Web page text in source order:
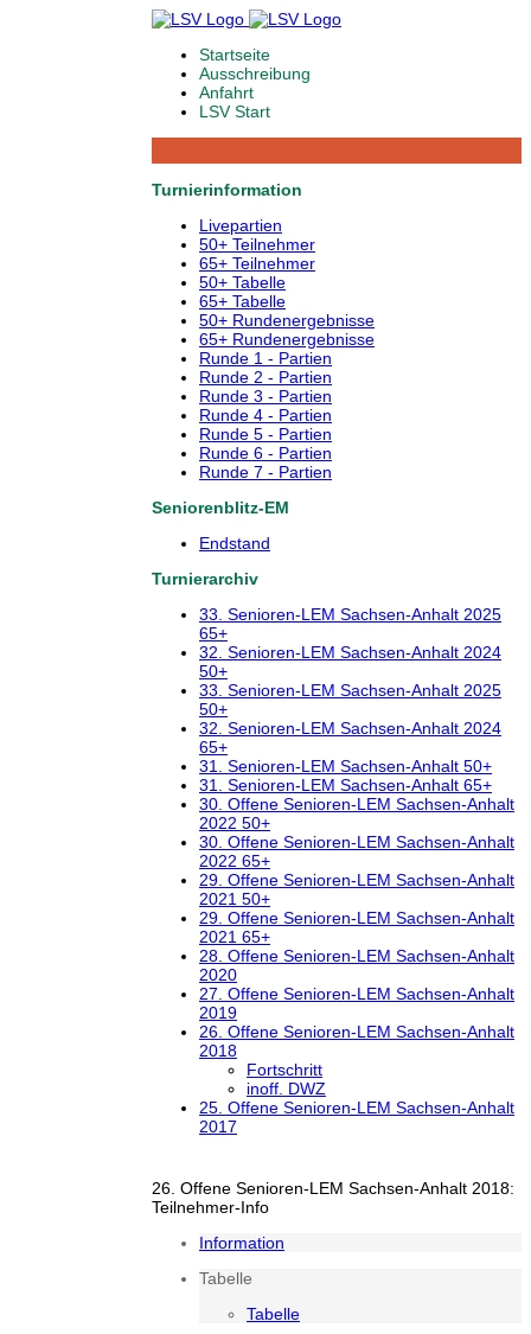
Startseite
Ausschreibung
Anfahrt
LSV Start
Turnierinformation
Livepartien
50+ Teilnehmer
65+ Teilnehmer
50+ Tabelle
65+ Tabelle
50+ Rundenergebnisse
65+ Rundenergebnisse
Runde 1 - Partien
Runde 2 - Partien
Runde 3 - Partien
Runde 4 - Partien
Runde 5 - Partien
Runde 6 - Partien
Runde 7 - Partien
Seniorenblitz-EM
Endstand
Turnierarchiv
33. Senioren-LEM Sachsen-Anhalt 2025
65+
32. Senioren-LEM Sachsen-Anhalt 2024
50+
33. Senioren-LEM Sachsen-Anhalt 2025
50+
32. Senioren-LEM Sachsen-Anhalt 2024
65+
31. Senioren-LEM Sachsen-Anhalt 50+
31. Senioren-LEM Sachsen-Anhalt 65+
30. Offene Senioren-LEM Sachsen-Anhalt
2022 50+
30. Offene Senioren-LEM Sachsen-Anhalt
2022 65+
29. Offene Senioren-LEM Sachsen-Anhalt
2021 50+
29. Offene Senioren-LEM Sachsen-Anhalt
2021 65+
28. Offene Senioren-LEM Sachsen-Anhalt
2020
27. Offene Senioren-LEM Sachsen-Anhalt
2019
26. Offene Senioren-LEM Sachsen-Anhalt
2018
Fortschritt
inoff. DWZ
25. Offene Senioren-LEM Sachsen-Anhalt
2017
26. Offene Senioren-LEM Sachsen-Anhalt 2018:
Teilnehmer-Info
Information
Tabelle
Tabelle